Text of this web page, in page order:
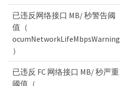
已违反网络接口 MB/ 秒警告阈
值（
ocumNetworkLifeMbpsWarning
）
已违反 FC 网络接口 MB/ 秒严重
阈值（